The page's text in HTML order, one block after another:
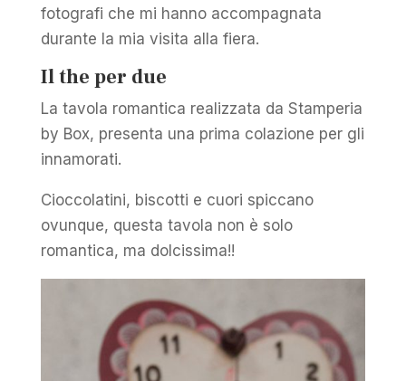
fotografi che mi hanno accompagnata
durante la mia visita alla fiera.
Il the per due
La tavola romantica realizzata da Stamperia
by Box, presenta una prima colazione per gli
innamorati.
Cioccolatini, biscotti e cuori spiccano
ovunque, questa tavola non è solo
romantica, ma dolcissima!!